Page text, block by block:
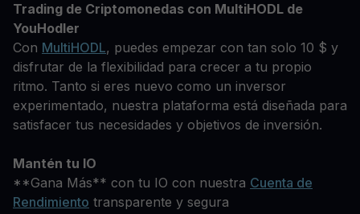
Trading de Criptomonedas con MultiHODL de
YouHodler
Con MultiHODL, puedes empezar con tan solo 10 $ y
disfrutar de la flexibilidad para crecer a tu propio
ritmo. Tanto si eres nuevo como un inversor
experimentado, nuestra plataforma está diseñada para
satisfacer tus necesidades y objetivos de inversión.
Mantén tu IO
**Gana Más** con tu IO con nuestra Cuenta de
Rendimiento transparente y segura